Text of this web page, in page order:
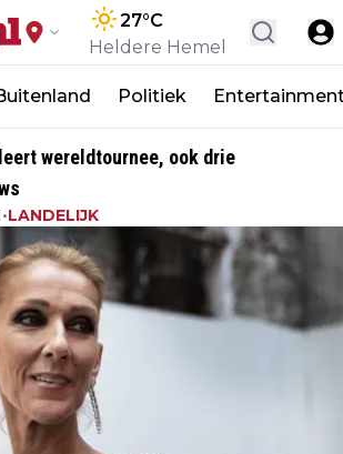
27°C
Heldere Hemel
Politiek
wereldtournee, ook drie
•LANDELIJK